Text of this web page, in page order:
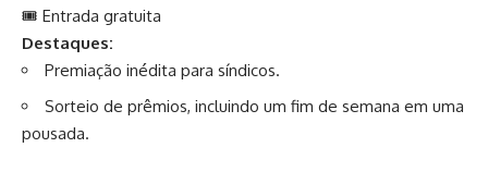
🎟 Entrada gratuita
Destaques:
Premiação inédita para síndicos.
Sorteio de prêmios, incluindo um fim de semana em uma
pousada.